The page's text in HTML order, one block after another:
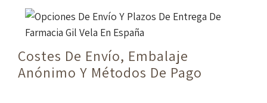
Costes De Envío, Embalaje
Anónimo Y Métodos De Pago